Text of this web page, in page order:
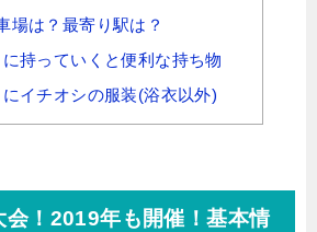
場は？最寄り駅は？
持っていくと便利な持ち物
イチオシの服装(浴衣以外)
会！2019年も開催！基本情